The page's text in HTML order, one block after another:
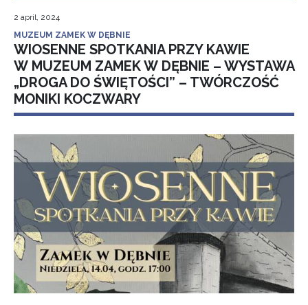
2 april, 2024
MUZEUM ZAMEK W DĘBNIE
WIOSENNE SPOTKANIA PRZY KAWIE
W MUZEUM ZAMEK W DĘBNIE – WYSTAWA
„DROGA DO ŚWIĘTOŚCI” – TWÓRCZOŚĆ
MONIKI KOCZWARY